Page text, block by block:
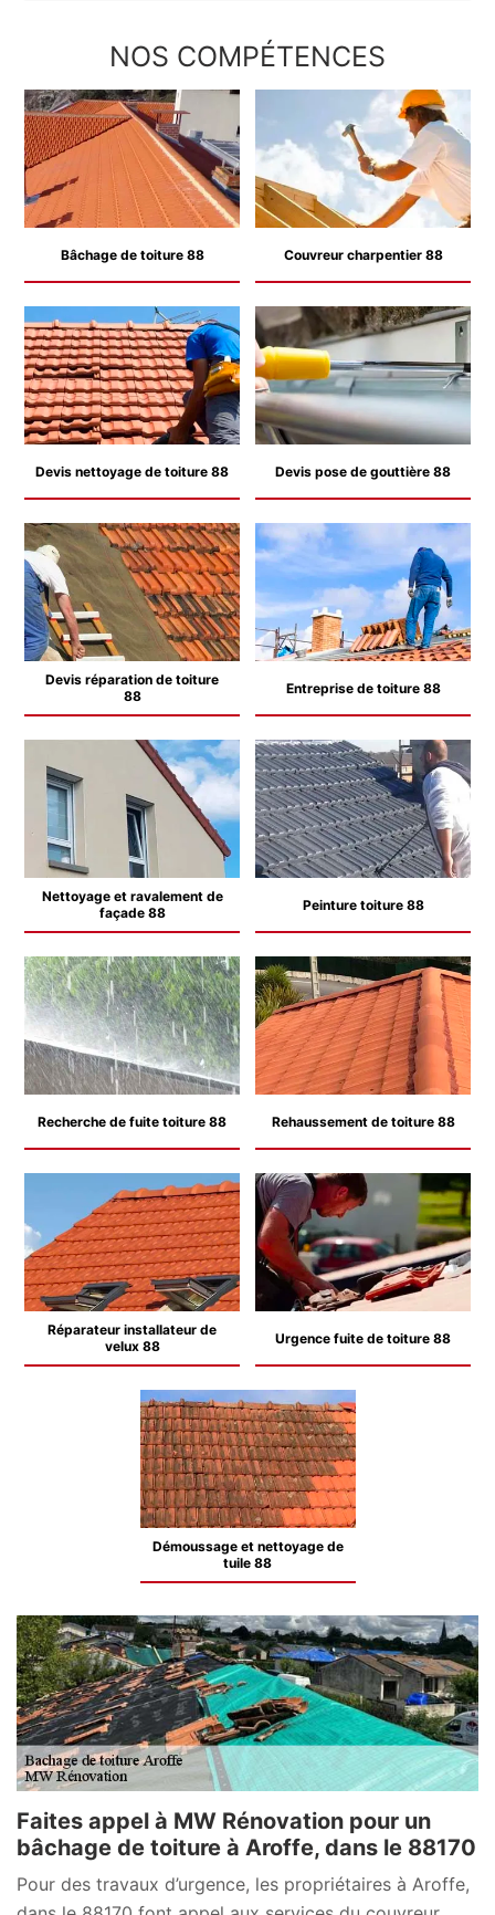
NOS COMPÉTENCES
Bâchage de toiture 88 Couvreur charpentier 88
Devis nettoyage de toiture 88 Devis pose de gouttière 88
Devis réparation de toiture
88
Entreprise de toiture 88
Nettoyage et ravalement de
façade 88
Peinture toiture 88
Recherche de fuite toiture 88 Rehaussement de toiture 88
Réparateur installateur de
velux 88
Urgence fuite de toiture 88
Démoussage et nettoyage de
tuile 88
Faites appel à MW Rénovation pour un
bâchage de toiture à Aroffe, dans le 88170
Pour des travaux d’urgence, les propriétaires à Aroffe,